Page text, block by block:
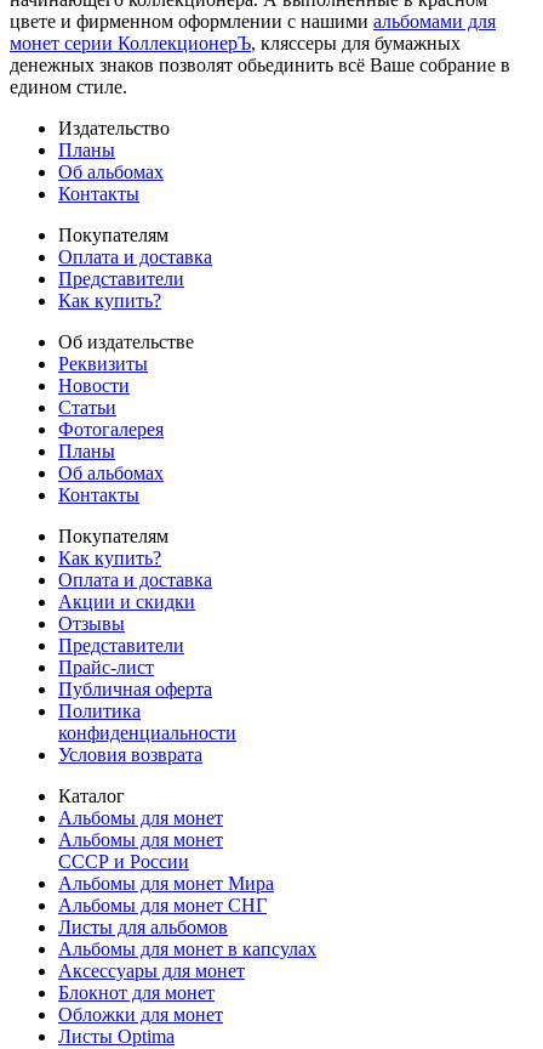
цвете и фирменном оформлении с нашими альбомами для
монет серии КоллекционерЪ, кляссеры для бумажных
денежных знаков позволят обьединить всё Ваше собрание в
едином стиле.
Издательство
Планы
Об альбомах
Контакты
Покупателям
Оплата и доставка
Представители
Как купить?
Об издательстве
Реквизиты
Новости
Статьи
Фотогалерея
Планы
Об альбомах
Контакты
Покупателям
Как купить?
Оплата и доставка
Акции и скидки
Отзывы
Представители
Прайс-лист
Публичная оферта
Политика
конфиденциальности
Условия возврата
Каталог
Альбомы для монет
Альбомы для монет
СССР и России
Альбомы для монет Мира
Альбомы для монет СНГ
Листы для альбомов
Альбомы для монет в капсулах
Аксессуары для монет
Блокнот для монет
Обложки для монет
Листы Optima